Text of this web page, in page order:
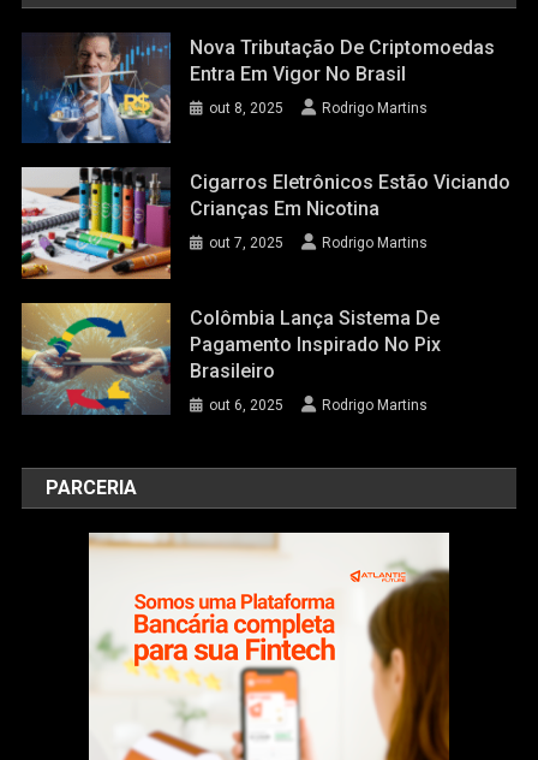
Nova Tributação De Criptomoedas
Entra Em Vigor No Brasil
out 8, 2025 Rodrigo Martins
Cigarros Eletrônicos Estão Viciando
Crianças Em Nicotina
out 7, 2025 Rodrigo Martins
Colômbia Lança Sistema De
Pagamento Inspirado No Pix
Brasileiro
out 6, 2025 Rodrigo Martins
PARCERIA